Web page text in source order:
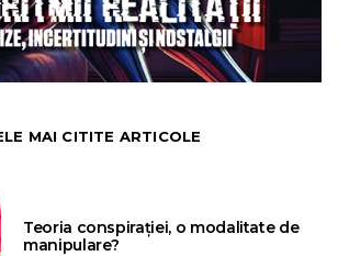
MAI CITITE ARTICOLE
Teoria conspirației, o modalitate de
manipulare?